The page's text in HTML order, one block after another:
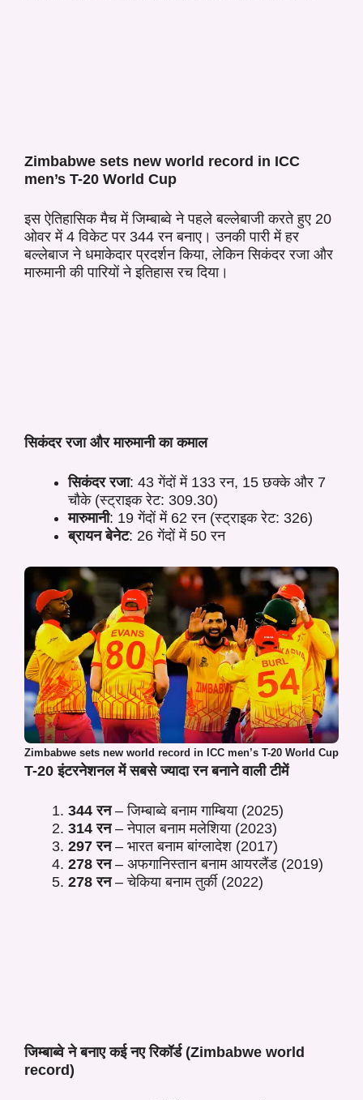
Zimbabwe sets new world record in ICC
men’s T-20 World Cup
इस ऐतिहासिक मैच में जिम्बाब्वे ने पहले बल्लेबाजी करते हुए 20
ओवर में 4 विकेट पर 344 रन बनाए। उनकी पारी में हर
बल्लेबाज ने धमाकेदार प्रदर्शन किया, लेकिन सिकंदर रजा और
मारुमानी की पारियों ने इतिहास रच दिया।
सिकंदर रजा और मारुमानी का कमाल
सिकंदर रजा: 43 गेंदों में 133 रन, 15 छक्के और 7
चौके (स्ट्राइक रेट: 309.30)
मारुमानी: 19 गेंदों में 62 रन (स्ट्राइक रेट: 326)
ब्रायन बेनेट: 26 गेंदों में 50 रन
Zimbabwe sets new world record in ICC men’s T-20 World Cup
T-20 इंटरनेशनल में सबसे ज्यादा रन बनाने वाली टीमें
344 रन– जिम्बाब्वे बनाम गाम्बिया (2025)
314 रन– नेपाल बनाम मलेशिया (2023)
297 रन– भारत बनाम बांग्लादेश (2017)
278 रन– अफगानिस्तान बनाम आयरलैंड (2019)
278 रन– चेकिया बनाम तुर्की (2022)
जिम्बाब्वे ने बनाए कई नए रिकॉर्ड (Zimbabwe world
record)